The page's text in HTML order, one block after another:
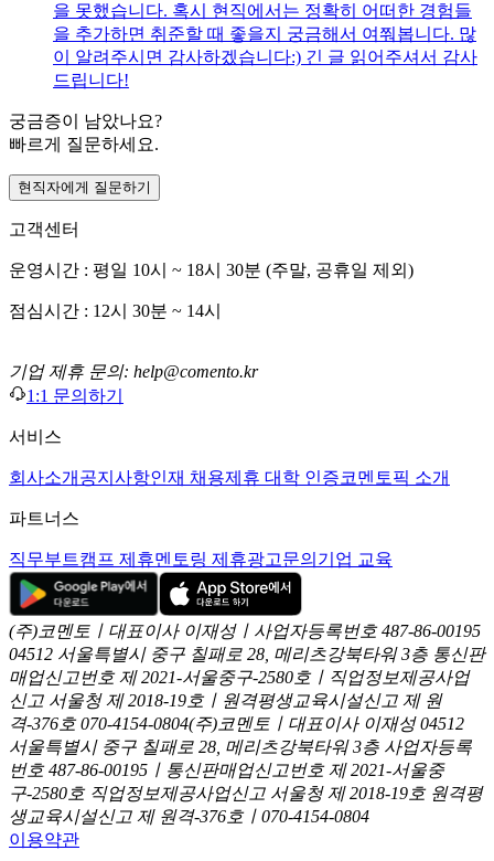
을 못했습니다. 혹시 현직에서는 정확히 어떠한 경험들
을 추가하면 취준할 때 좋을지 궁금해서 여쭤봅니다. 많
이 알려주시면 감사하겠습니다:) 긴 글 읽어주셔서 감사
드립니다!
궁금증이 남았나요?
빠르게 질문하세요.
현직자에게 질문하기
고객센터
운영시간 : 평일 10시 ~ 18시 30분 (주말, 공휴일 제외)
점심시간 : 12시 30분 ~ 14시
기업 제휴 문의: help@comento.kr
1:1 문의하기
서비스
회사소개 공지사항인재 채용제휴 대학 인증코멘토픽 소개
파트너스
직무부트캠프 제휴멘토링 제휴광고문의 기업 교육
(주)코멘토ㅣ대표이사 이재성ㅣ사업자등록번호 487-86-00195
04512 서울특별시 중구 칠패로 28, 메리츠강북타워 3층 통신판
매업신고번호 제 2021-서울중구-2580호ㅣ직업정보제공사업
신고 서울청 제 2018-19호ㅣ원격평생교육시설신고 제 원
격-376호 070-4154-0804(주)코멘토ㅣ대표이사 이재성 04512
서울특별시 중구 칠패로 28, 메리츠강북타워 3층 사업자등록
번호 487-86-00195ㅣ통신판매업신고번호 제 2021-서울중
구-2580호 직업정보제공사업신고 서울청 제 2018-19호 원격평
생교육시설신고 제 원격-376호ㅣ070-4154-0804
이용약관